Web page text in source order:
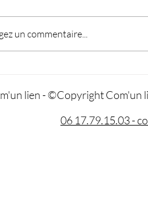
un commentaire...
lien - ©Copyright Com'un
06 17.79.15.03 -